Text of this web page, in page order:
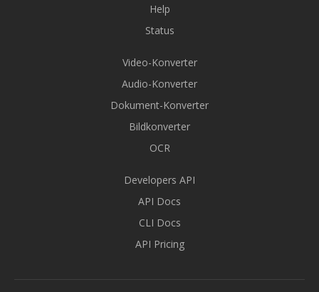
Help
Status
Video-Konverter
Audio-Konverter
Dokument-Konverter
Bildkonverter
OCR
Developers API
API Docs
CLI Docs
API Pricing